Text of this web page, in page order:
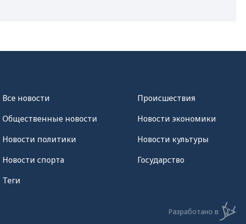
Все новости
Общественные новости
Новости политики
Новости спорта
Теги
Происшествия
Новости экономики
Новости культуры
Государство
Разработано в